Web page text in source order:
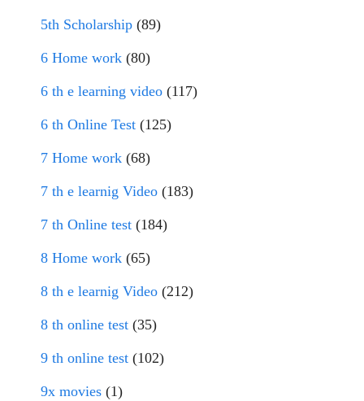
5th Scholarship (89)
6 Home work (80)
6 th e learning video (117)
6 th Online Test (125)
7 Home work (68)
7 th e learnig Video (183)
7 th Online test (184)
8 Home work (65)
8 th e learnig Video (212)
8 th online test (35)
9 th online test (102)
9x movies (1)